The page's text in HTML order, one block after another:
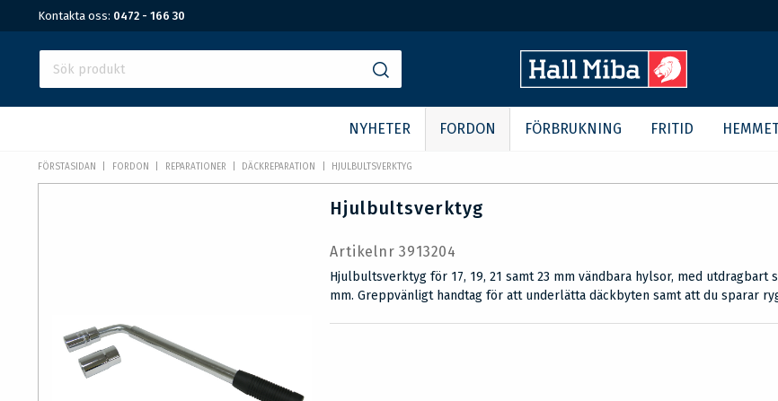
Kontakta oss: 0472 - 166 30
NYHETER FORDON FÖRBRUKNING FRITID
FÖRSTASIDAN FORDON REPARATIONER DÄCKREPARATION HJULBULTSVERKTYG
Hjulbultsverktyg
Artikelnr 3913204
Hjulbultsverktyg för 17, 19, 21 samt 23 mm vändbara hylsor, med utdragbart
mm. Greppvänligt handtag för att underlätta däckbyten samt att du sparar